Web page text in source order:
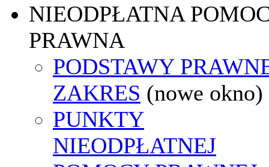
NIEODPŁATNA
PRAWNA
PODSTAWY
ZAKRES (nowe okno)
PUNKTY
NIEODPŁATNEJ